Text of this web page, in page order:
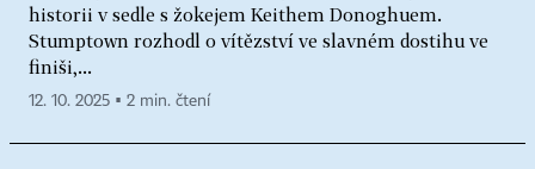
historii v sedle s žokejem Keithem Donoghuem.
Stumptown rozhodl o vítězství ve slavném dostihu ve
finiši,...
12. 10. 2025 ▪ 2 min. čtení